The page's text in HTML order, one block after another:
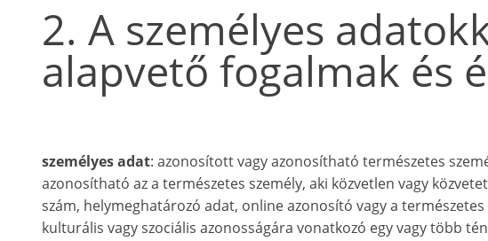
2. A személyes
alapvető fogalmak és
személyes adat: azonosított vagy azonosítható természetes
azonosítható az a természetes személy, aki közvetlen vagy
szám, helymeghatározó adat, online azonosító vagy a
kulturális vagy szociális azonosságára vonatkozó egy vagy több